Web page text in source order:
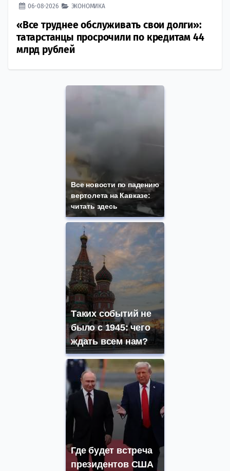
06-08-2026 ЭКОНОМИКА
«Все труднее обслуживать свои долги»:
татарстанцы просрочили по кредитам 44
млрд рублей
Все новости по падению
вертолета на Кавказе:
читать здесь
Таких событий не
было с 1945: чего
ждать всем нам?
Где будет встреча
президентов США